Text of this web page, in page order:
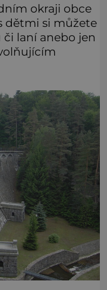
okraji obce
dětmi si můžete
laní anebo jen